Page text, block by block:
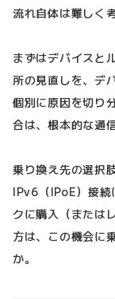
流れ自体は難しく
まずはデバイスと
所の見直しを、デ
個別に原因を切り
合は、根本的な通
乗り換え先の選択
IPv6（IPoE）接
クに購入（または
方は、この機会に
か。